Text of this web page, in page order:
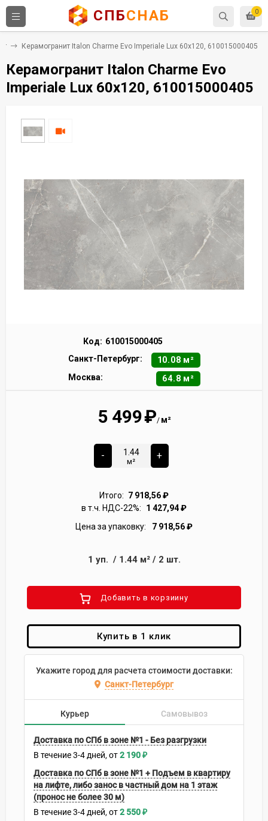
0
СПБСНАБ
Керамогранит Italon Charme Evo Imperiale Lux 60x120, 610015000405
Керамогранит Italon Charme Evo
Imperiale Lux 60x120, 610015000405
Код: 610015000405
Санкт-Петербург:
10.08 м²
Москва:
64.8 м²
5 499₽/ м²
-
м²
+
Итого: 7 918,56₽
в т.ч. НДС-22%:
1 427,94₽
Цена за упаковку:
7 918,56₽
1 уп. / 1.44м²/ 2 шт.
Добавить в корзиину
Купить в 1 клик
Укажите город для расчета стоимости доставки:
Санкт-Петербург
Курьер Самовывоз
Доставка по СПб в зоне №1 - Без разгрузки
В течение3-4 дней 2 190₽
Доставка по СПб в зоне №1 + Подъем в квартиру
на лифте, либо занос в частный дом на 1 этаж
(пронос не более 30 м)
В течение3-4 дней 2 550₽